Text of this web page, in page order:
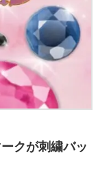
クが刺繍バッ